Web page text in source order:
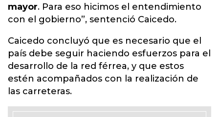
mayor. Para eso hicimos el entendimiento
con el gobierno”, sentenció Caicedo.
Caicedo concluyó que es necesario que el
país debe seguir haciendo esfuerzos para el
desarrollo de la red férrea, y que estos
estén acompañados con la realización de
las carreteras.